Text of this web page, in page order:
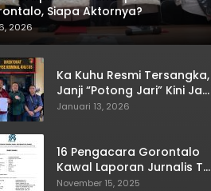
Siapa Aktornya?
2026
Ka Kuhu Resmi Tersangka,
Janji “Potong Jari” Kini Jadi
Bumerang
Januari 13, 2026
16 Pengacara Gorontalo
Kawal Laporan Jurnalis TV
One
November 15, 2025